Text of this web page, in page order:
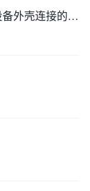
电气设备金属外壳及与电气设备外壳连接的金属构架接地安全技术交底.pdf